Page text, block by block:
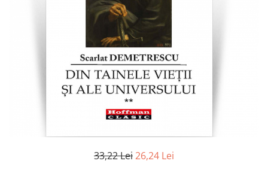
33,22 Lei26,24 Lei